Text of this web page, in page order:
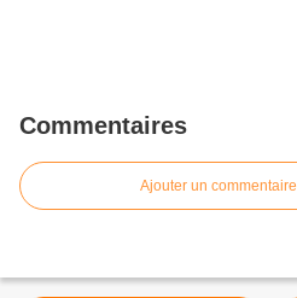
Commentaires
Ajouter un commentaire